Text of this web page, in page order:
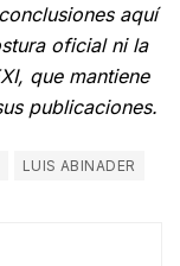
aquí
oficial ni la
que mantiene
publicaciones.
LUIS ABINADER